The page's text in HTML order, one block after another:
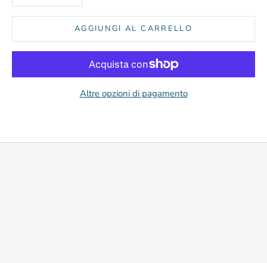
AGGIUNGI AL CARRELLO
Altre opzioni di pagamento